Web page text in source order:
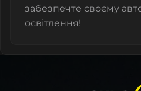
забезпечте своєму
освітлення!